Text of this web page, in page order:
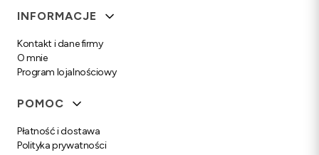
Linki w stopce
INFORMACJE
Kontakt i dane firmy
O mnie
Program lojalnościowy
POMOC
Płatność i dostawa
Polityka prywatności